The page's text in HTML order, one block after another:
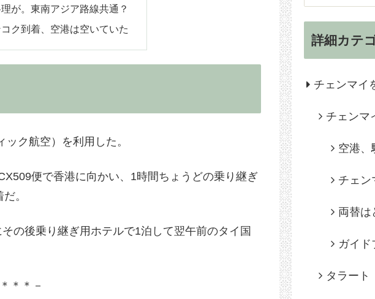
が。東南アジア路線共通？
ク到着、空港は空いていた
ク航空）を利用した。
便で香港に向かい、1時間ちょうどの乗り継ぎ
。
の後乗り継ぎ用ホテルで1泊して翌午前のタイ国
＊＊－
詳細カテ
チェンマイ
チェン
空港、
チェン
両替は
ガイド
タラート